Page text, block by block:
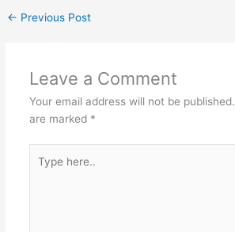
← Previous Post
Leave a Comment
Your email address will not be published.
are marked *
here..